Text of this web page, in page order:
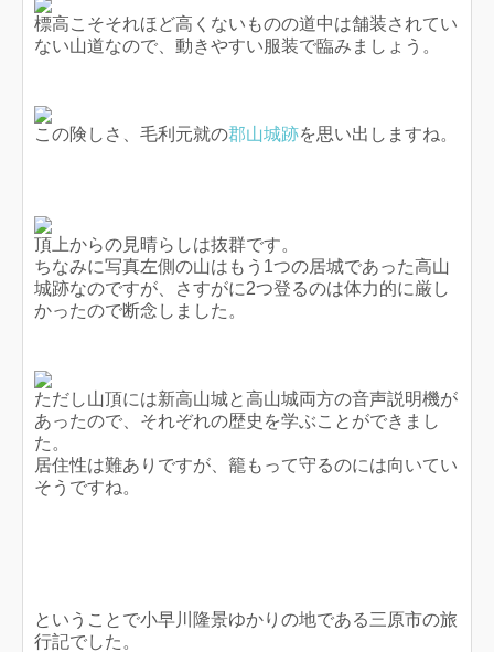
標高こそそれほど高くないものの道中は舗装されてい
ない山道なので、動きやすい服装で臨みましょう。
この険しさ、毛利元就の郡山城跡を思い出しますね。
頂上からの見晴らしは抜群です。
ちなみに写真左側の山はもう1つの居城であった高山
城跡なのですが、さすがに2つ登るのは体力的に厳し
かったので断念しました。
ただし山頂には新高山城と高山城両方の音声説明機が
あったので、それぞれの歴史を学ぶことができまし
た。
居住性は難ありですが、籠もって守るのには向いてい
そうですね。
ということで小早川隆景ゆかりの地である三原市の旅
行記でした。